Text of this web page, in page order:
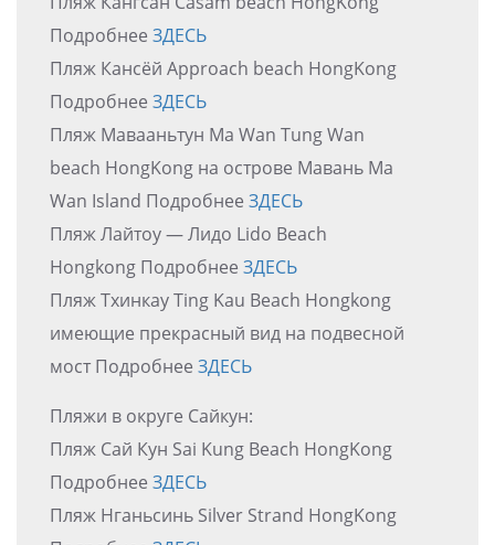
Подробнее ЗДЕСЬ
Пляж Кансёй Approach beach HongKong
Подробнее ЗДЕСЬ
Пляж Мавааньтун Ma Wan Tung Wan
beach HongKong на острове Мавань Ma
Wan Island Подробнее ЗДЕСЬ
Пляж Лайтоу — Лидо Lido Beach
Hongkong Подробнее ЗДЕСЬ
Пляж Тхинкау Ting Kau Beach Hongkong
имеющие прекрасный вид на подвесной
мост Подробнее ЗДЕСЬ
Пляжи в округе Сайкун:
Пляж Сай Кун Sai Kung Beach HongKong
Подробнее ЗДЕСЬ
Пляж Нганьсинь Silver Strand HongKong